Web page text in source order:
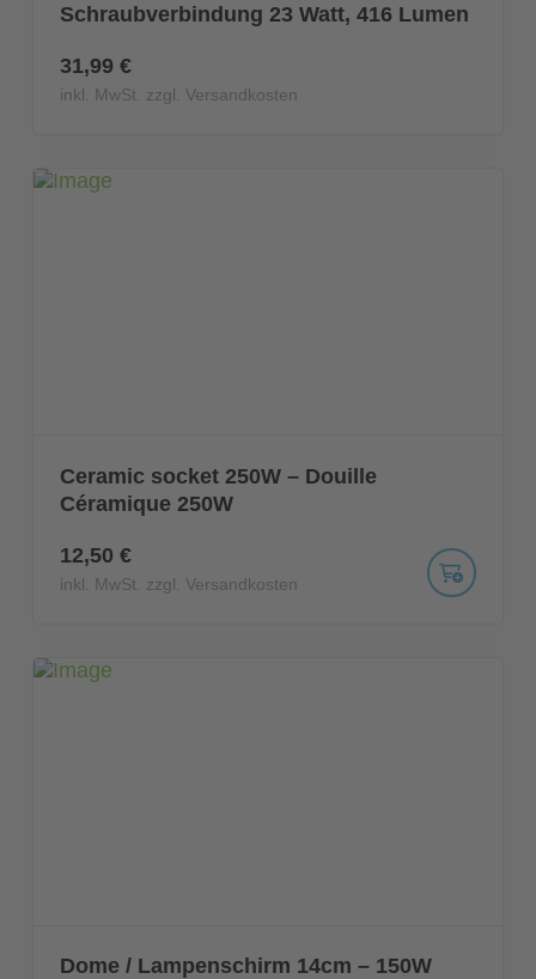
Schraubverbindung 23 Watt, 416 Lumen
31,99 €
inkl. MwSt. zzgl. Versandkosten
Ceramic socket 250W – Douille
Céramique 250W
12,50 €
inkl. MwSt. zzgl. Versandkosten
Dome / Lampenschirm 14cm – 150W